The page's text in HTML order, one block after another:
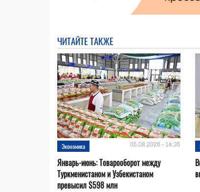
ЧИТАЙТЕ ТАКЖЕ
Экономика 05.08.2026 - 14:35
Январь-июнь: Товарооборот между
Туркменистаном и Узбекистаном
превысил $598 млн